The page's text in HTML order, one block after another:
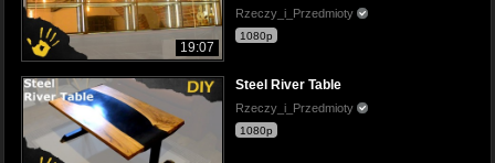
19:07
Rzeczy_i_Przedmioty
1080p
Steel River Table
Rzeczy_i_Przedmioty
1080p